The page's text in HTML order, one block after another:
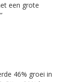
een grote
46% groei in